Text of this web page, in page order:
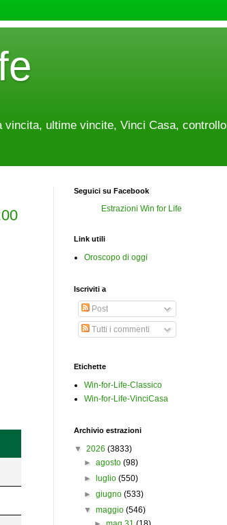
ultime vincite, Vinci Casa, controllo
Seguici su Facebook
Estrazioni Win for Life
Link utili
Oroscopo di oggi
Iscriviti a
Post
Tutti i commenti
Etichette
Win-for-Life-Classico
Win-for-Life-VinciCasa
Archivio estrazioni
▼ 2026 (3833)
►agosto (98)
►
luglio (550)
►giugno (533)
▼ maggio (546)